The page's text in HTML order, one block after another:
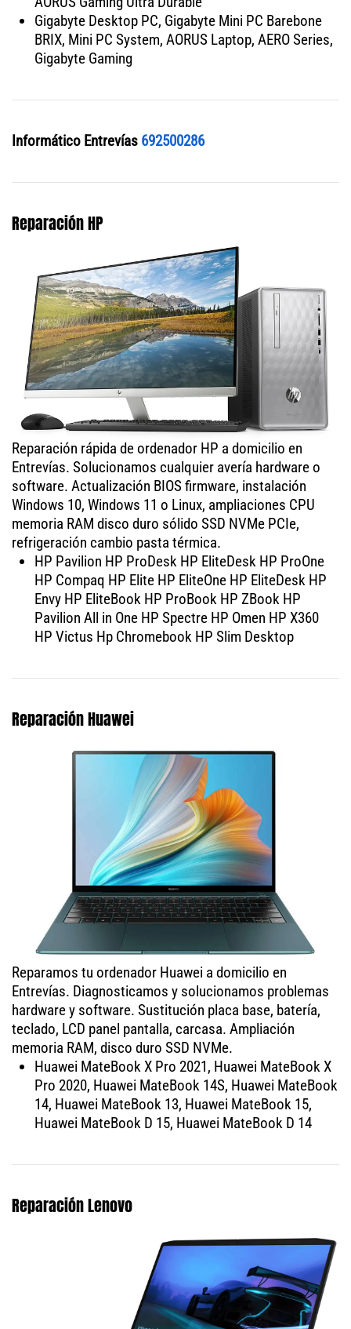
Gigabyte Desktop PC, Gigabyte Mini PC Barebone
BRIX, Mini PC System, AORUS Laptop, AERO Series,
Gigabyte Gaming
Informático Entrevías 692500286
Reparación HP
Reparación rápida de ordenador HP a domicilio en
Entrevías. Solucionamos cualquier avería hardware o
software. Actualización BIOS firmware, instalación
Windows 10, Windows 11 o Linux, ampliaciones CPU
memoria RAM disco duro sólido SSD NVMe PCIe,
refrigeración cambio pasta térmica.
HP Pavilion HP ProDesk HP EliteDesk HP ProOne
HP Compaq HP Elite HP EliteOne HP EliteDesk HP
Envy HP EliteBook HP ProBook HP ZBook HP
Pavilion All in One HP Spectre HP Omen HP X360
HP Victus Hp Chromebook HP Slim Desktop
Reparación Huawei
Reparamos tu ordenador Huawei a domicilio en
Entrevías. Diagnosticamos y solucionamos problemas
hardware y software. Sustitución placa base, batería,
teclado, LCD panel pantalla, carcasa. Ampliación
memoria RAM, disco duro SSD NVMe.
Huawei MateBook X Pro 2021, Huawei MateBook X
Pro 2020, Huawei MateBook 14S, Huawei MateBook
14, Huawei MateBook 13, Huawei MateBook 15,
Huawei MateBook D 15, Huawei MateBook D 14
Reparación Lenovo